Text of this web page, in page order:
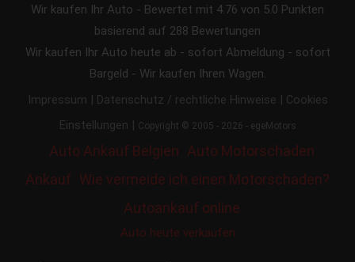
Wir kaufen Ihr Auto - Bewertet mit 4.76 von 5.0 Punkten
basierend auf 288 Bewertungen
Wir kaufen Ihr Auto heute ab - sofort Abmeldung - sofort
Bargeld - Wir kaufen Ihren Wagen.
Impressum | Datenschutz / rechtliche Hinweise | Cookies
Einstellungen | Copyright © 2005 - 2026 - egeMotors
Auto Ankauf Belgien
Auto Motorschaden
Ankauf Wie vermeide ich einen Motorschaden?
Autoankauf online
Auto heute verkaufen